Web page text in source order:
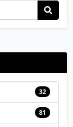
32
81